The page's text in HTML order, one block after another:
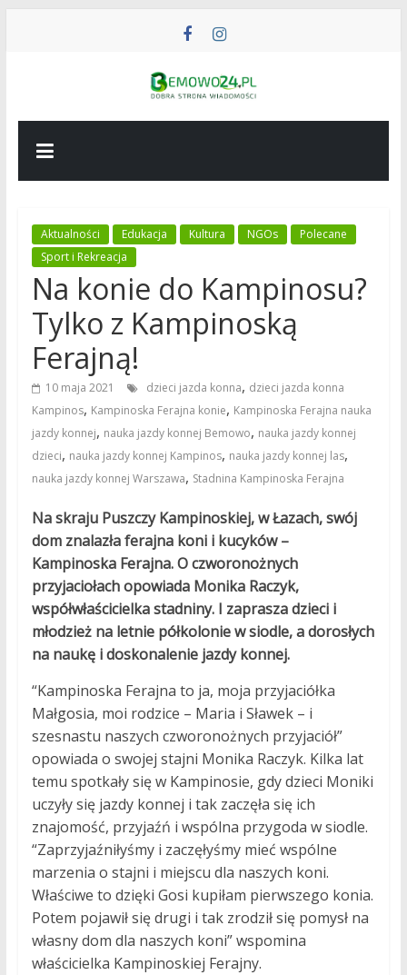
BEMOWO24
Aktualności Edukacja Kultura NGOs
Polecane
Sport i Rekreacja
Na konie do Kampinosu?
Tylko z Kampinoską
Ferajną!
10 maja 2021 dzieci jazda konna, dzieci jazda konna
Kampinos, Kampinoska Ferajna konie, Kampinoska Ferajna nauka
jazdy konnej, nauka jazdy konnej Bemowo, nauka jazdy konnej
dzieci, nauka jazdy konnej Kampinos, nauka jazdy konnej las,
nauka jazdy konnej Warszawa, Stadnina Kampinoska Ferajna
Na skraju Puszczy Kampinoskiej, w Łazach, swój
dom znalazła ferajna koni i kucyków –
Kampinoska Ferajna. O czworonożnych
przyjaciołach opowiada Monika Raczyk,
współwłaścicielka stadniny. I zaprasza dzieci i
młodzież na letnie półkolonie w siodle, a dorosłych
na naukę i doskonalenie jazdy konnej.
“Kampinoska Ferajna to ja, moja przyjaciółka
Małgosia, moi rodzice – Maria i Sławek – i
szesnastu naszych czworonożnych przyjaciół”
opowiada o swojej stajni Monika Raczyk. Kilka lat
temu spotkały się w Kampinosie, gdy dzieci Moniki
uczyły się jazdy konnej i tak zaczęła się ich
znajomość, przyjaźń i wspólna przygoda w siodle.
“Zaprzyjaźniłyśmy i zaczęłyśmy mieć wspólne
marzenia o stajni i miejscu dla naszych koni.
Właściwe to dzięki Gosi kupiłam pierwszego konia.
Potem pojawił się drugi i tak zrodził się pomysł na
własny dom dla naszych koni” wspomina
właścicielka Kampinoskiej Ferajny.